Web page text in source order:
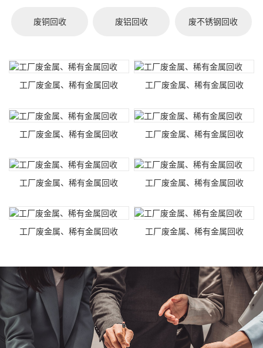
废铜回收 废铝回收 废不锈钢回收
工厂废金属、稀有金属回收 工厂废金属、稀有金属回收
工厂废金属、稀有金属回收 工厂废金属、稀有金属回收
工厂废金属、稀有金属回收 工厂废金属、稀有金属回收
工厂废金属、稀有金属回收 工厂废金属、稀有金属回收